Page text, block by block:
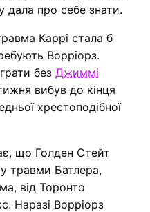
дала про себе знати.
Каррі стала б
Ворріорз.
без Джиммі
вибув до кінця
хрестоподібної
що Голден Стейт
травми Батлера,
від Торонто
Наразі Ворріорз